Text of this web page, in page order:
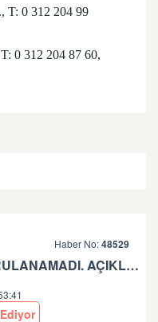
T: 0 312 204 99
0 312 204 87 60,
Haber No:48529
'' İMZA DOĞRULANAMADI. AÇIKLAMA: İMZA FORMATI YANLIŞ.'' HATASI HK